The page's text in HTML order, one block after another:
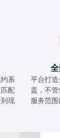
系
配
现
平台打
盖，不
服务范